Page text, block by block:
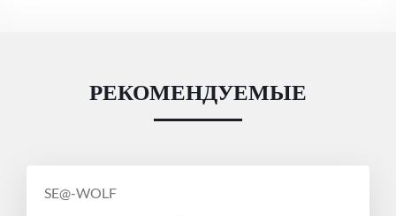
РЕКОМЕНДУЕМЫЕ
СООБЩЕНИЕ
SE@-WOLF